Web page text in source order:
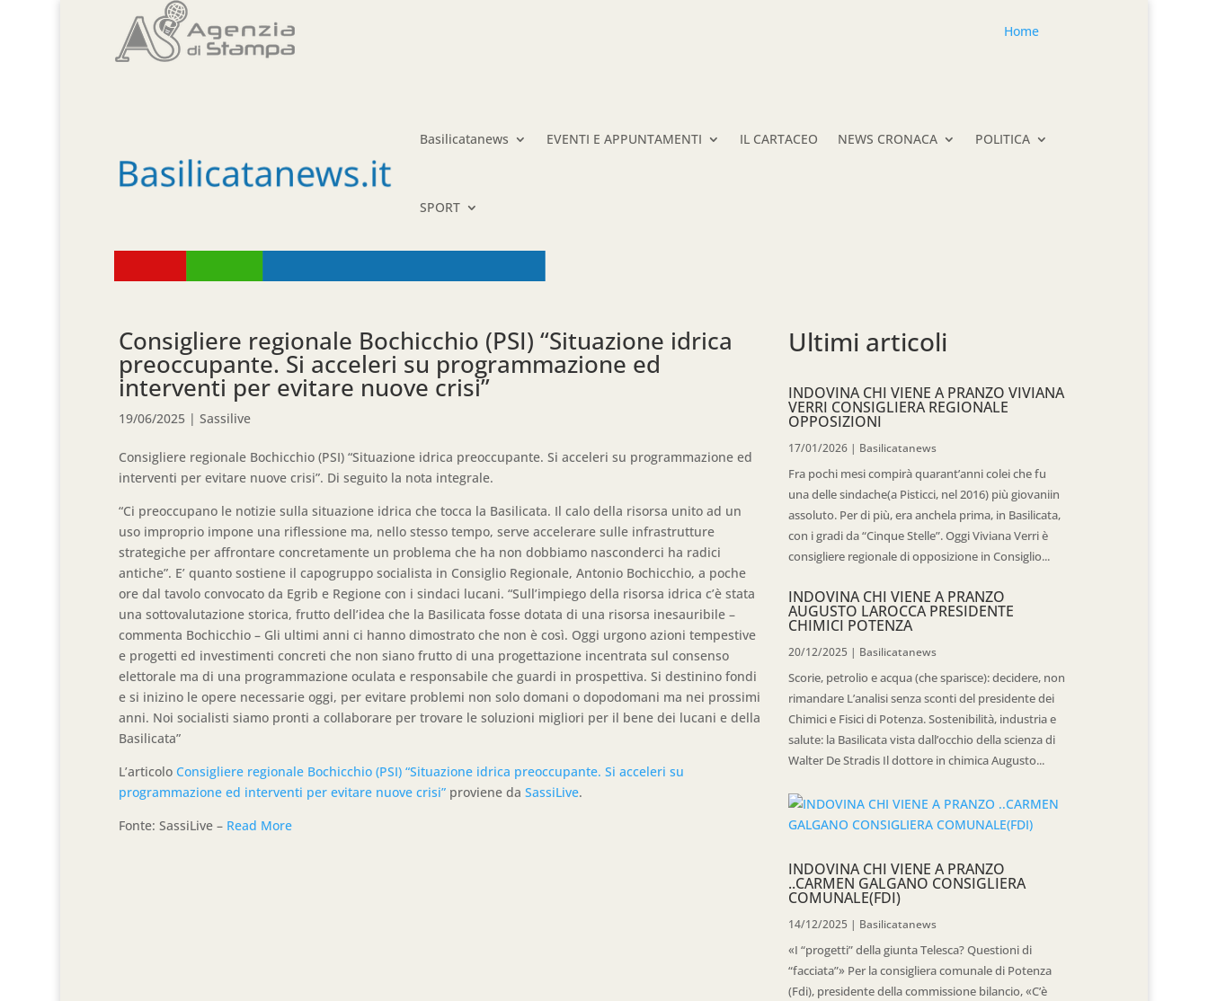
Home
Basilicatanews EVENTI E APPUNTAMENTI IL CARTACEO NEWS CRONACA POLITICA
SPORT
Consigliere regionale Bochicchio (PSI) “Situazione idrica
preoccupante. Si acceleri su programmazione ed
interventi per evitare nuove crisi”
19/06/2025 |Sassilive
Consigliere regionale Bochicchio (PSI) “Situazione idrica preoccupante. Si acceleri su programmazione ed
interventi per evitare nuove crisi”. Di seguito la nota integrale.
“Ci preoccupano le notizie sulla situazione idrica che tocca la Basilicata. Il calo della risorsa unito ad un
uso improprio impone una riflessione ma, nello stesso tempo, serve accelerare sulle infrastrutture
strategiche per affrontare concretamente un problema che ha non dobbiamo nasconderci ha radici
antiche”. E’ quanto sostiene il capogruppo socialista in Consiglio Regionale, Antonio Bochicchio, a poche
ore dal tavolo convocato da Egrib e Regione con i sindaci lucani. “Sull’impiego della risorsa idrica c’è stata
una sottovalutazione storica, frutto dell’idea che la Basilicata fosse dotata di una risorsa inesauribile –
commenta Bochicchio – Gli ultimi anni ci hanno dimostrato che non è così. Oggi urgono azioni tempestive
e progetti ed investimenti concreti che non siano frutto di una progettazione incentrata sul consenso
elettorale ma di una programmazione oculata e responsabile che guardi in prospettiva. Si destinino fondi
e si inizino le opere necessarie oggi, per evitare problemi non solo domani o dopodomani ma nei prossimi
anni. Noi socialisti siamo pronti a collaborare per trovare le soluzioni migliori per il bene dei lucani e della
Basilicata”
L’articoloConsigliere regionale Bochicchio (PSI) “Situazione idrica preoccupante. Si acceleri su
programmazione ed interventi per evitare nuove crisi” proviene daSassiLive.
Fonte: SassiLive – Read More
Ultimi articoli
INDOVINA CHI VIENE A PRANZO VIVIANA
VERRI CONSIGLIERA REGIONALE
OPPOSIZIONI
17/01/2026| Basilicatanews
Fra pochi mesi compirà quarant’anni colei che fu
una delle sindache(a Pisticci, nel 2016) più giovaniin
assoluto. Per di più, era anchela prima, in Basilicata,
con i gradi da “Cinque Stelle”. Oggi Viviana Verri è
consigliere regionale di opposizione in Consiglio...
INDOVINA CHI VIENE A PRANZO
AUGUSTO LAROCCA PRESIDENTE
CHIMICI POTENZA
20/12/2025 | Basilicatanews
Scorie, petrolio e acqua (che sparisce): decidere, non
rimandare L’analisi senza sconti del presidente dei
Chimici e Fisici di Potenza. Sostenibilità, industria e
salute: la Basilicata vista dall’occhio della scienza di
Walter De Stradis Il dottore in chimica Augusto...
INDOVINA CHI VIENE A PRANZO
..CARMEN GALGANO CONSIGLIERA
COMUNALE(FDI)
14/12/2025 | Basilicatanews
«I “progetti” della giunta Telesca? Questioni di
“facciata”» Per la consigliera comunale di Potenza
(Fdi), presidente della commissione bilancio, «C’è